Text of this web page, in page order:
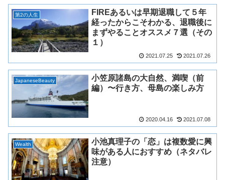
第2の人生
FIREあるいは早期退職して５年
経ったからこそわかる、退職後に
まずやることオススメ７選（その
１）
2021.07.25 2021.07.26
JapaneseBeauty
小笠原諸島の大自然、満喫（前
編）〜行き方、母島の楽しみ方
2020.04.16 2021.07.08
Wealth
小池真理子の「恋」は複数愛に興
味がある人におすすめ（ネタバレ
注意）